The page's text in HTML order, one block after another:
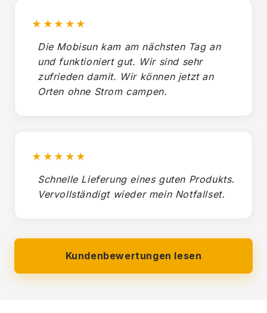
★★★★★
Die Mobisun kam am nächsten Tag an
und funktioniert gut. Wir sind sehr
zufrieden damit. Wir können jetzt an
Orten ohne Strom campen.
★★★★★
Schnelle Lieferung eines guten Produkts.
Vervollständigt wieder mein Notfallset.
Kundenbewertungen lesen